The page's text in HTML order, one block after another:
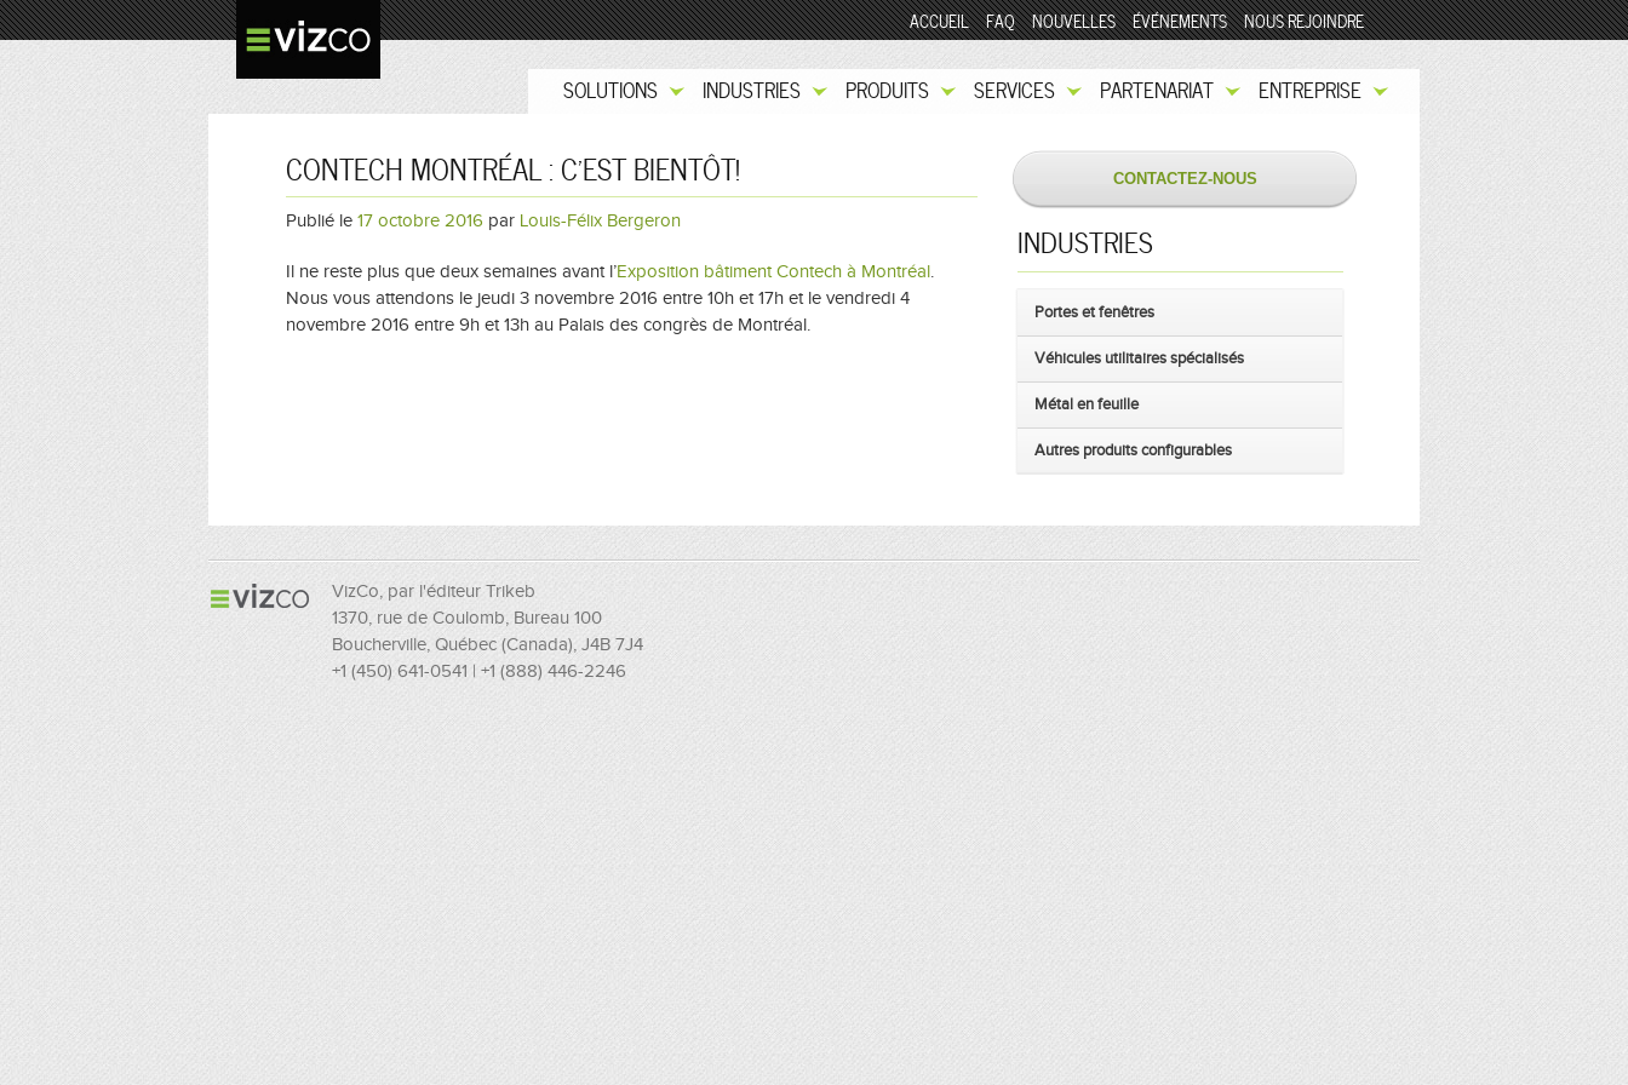
ACCUEIL FAQ NOUVELLES ÉVÉNEMENTS NOUS REJOINDRE
SOLUTIONS INDUSTRIES PRODUITS SERVICES PARTENARIAT ENTREPRISE
CONTECH MONTRÉAL : C’EST BIENTÔT!
Publié le 17 octobre 2016 par Louis-Félix Bergeron
Il ne reste plus que deux semaines avant l’Exposition bâtiment Contech à Montréal
Nous vous attendons le jeudi 3 novembre 2016 entre 10h et 17h et le vendredi 4
novembre 2016 entre 9h et 13h au Palais des congrès de Montréal.
CONTACTEZ-NOUS
INDUSTRIES
Portes et fenêtres
Véhicules utilitaires spécialisés
Métal en feuille
Autres produits configurables
VizCo, par l'éditeur Trikeb
1370, rue de Coulomb, Bureau 100
Boucherville, Québec (Canada), J4B 7J4
+1 (450) 641-0541 | +1 (888) 446-2246